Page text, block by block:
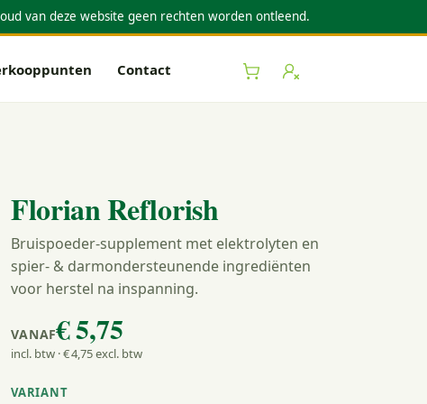
van deze website geen rechten worden ontleend.
Contact
Florian Reflorish
Bruispoeder-supplement met elektrolyten en
spier- & darmondersteunende ingrediënten
voor herstel na inspanning.
VANAF€ 5,75
incl. btw · € 4,75excl. btw
VARIANT